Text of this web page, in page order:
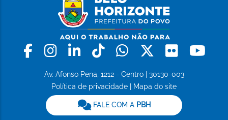
Facebook
Instagram
LinkedinTiktokWhatsapp
X Flickr
Av. Afonso Pena, 1212 - Centro | 30130-003
Política de privacidade
Mapa do site
FALE COM A PBH